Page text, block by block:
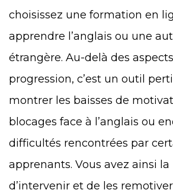
choisissez une formation en
apprendre l’anglais ou une
étrangère. Au-delà des
progression, c’est un outil
montrer les baisses de
blocages face à l’anglais ou
difficultés rencontrées par
apprenants. Vous avez ainsi
d’intervenir et de les